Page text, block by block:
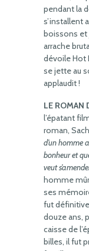
pendant la
s’installent
boissons et
arrache
dévoile Hot
se jette au
applaudit !
LE ROMAN
l’épatant
roman,
d’un homme
bonheur et
veut
homme
ses
fut
douze ans,
caisse de
billes, il fut